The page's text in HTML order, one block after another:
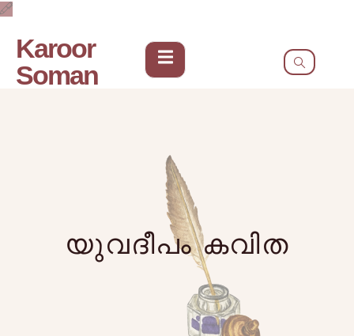
Karoor
Soman
യുവദീപം കവിത